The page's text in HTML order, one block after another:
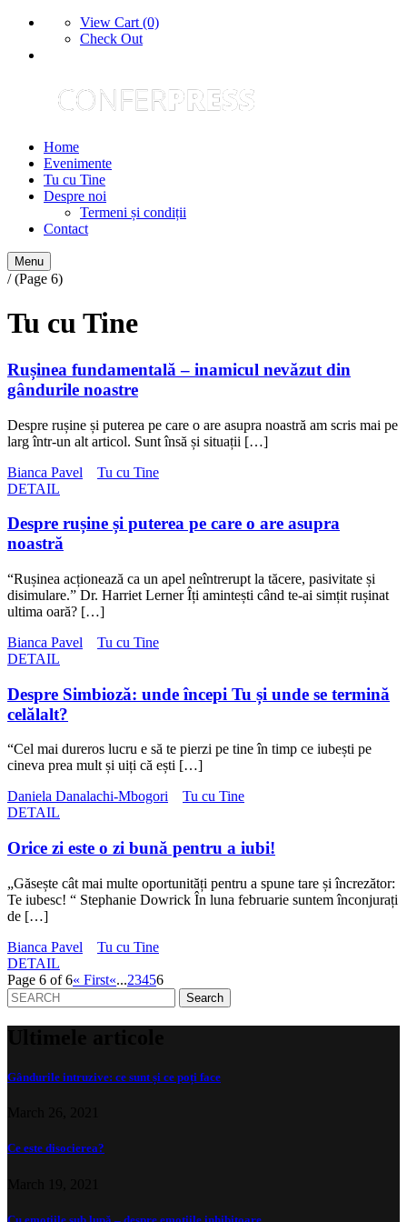
View Cart (0)
Check Out
Home
Evenimente
Tu cu Tine
Despre noi
Termeni și condiții
Contact
Menu
/ (Page 6)
Tu cu Tine
Rușinea fundamentală – inamicul nevăzut din
gândurile noastre
Despre rușine și puterea pe care o are asupra noastră am scris mai pe
larg într-un alt articol. Sunt însă și situații […]
Bianca Pavel
Tu cu Tine
DETAIL
Despre rușine și puterea pe care o are asupra
noastră
“Rușinea acționează ca un apel neîntrerupt la tăcere, pasivitate și
disimulare.” Dr. Harriet Lerner Îți amintești când te-ai simțit rușinat
ultima oară? […]
Bianca Pavel
Tu cu Tine
DETAIL
Despre Simbioză: unde începi Tu și unde se termină
celălalt?
“Cel mai dureros lucru e să te pierzi pe tine în timp ce iubești pe
cineva prea mult și uiți că ești […]
Daniela Danalachi-Mbogori
Tu cu Tine
DETAIL
Orice zi este o zi bună pentru a iubi!
„Găsește cât mai multe oportunități pentru a spune tare și încrezător:
Te iubesc! “ Stephanie Dowrick În luna februarie suntem înconjurați
de […]
Bianca Pavel
Tu cu Tine
DETAIL
Page 6 of 6« First«...23456
Search
for:
Gândurile intruzive: ce sunt și ce poți face
Ce este disocierea?